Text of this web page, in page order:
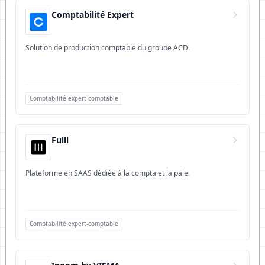
Comptabilité Expert
Solution de production comptable du groupe ACD.
Comptabilité expert-comptable
Fulll
Plateforme en SAAS dédiée à la compta et la paie.
Comptabilité expert-comptable